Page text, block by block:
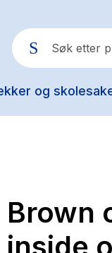
ogPopulære
Brown